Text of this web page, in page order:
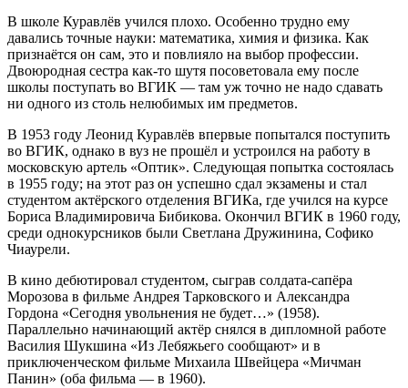
В школе Куравлёв учился плохо. Особенно трудно ему
давались точные науки: математика, химия и физика. Как
признаётся он сам, это и повлияло на выбор профессии.
Двоюродная сестра как-то шутя посоветовала ему после
школы поступать во ВГИК — там уж точно не надо сдавать
ни одного из столь нелюбимых им предметов.
В 1953 году Леонид Куравлёв впервые попытался поступить
во ВГИК, однако в вуз не прошёл и устроился на работу в
московскую артель «Оптик». Следующая попытка состоялась
в 1955 году; на этот раз он успешно сдал экзамены и стал
студентом актёрского отделения ВГИКа, где учился на курсе
Бориса Владимировича Бибикова. Окончил ВГИК в 1960 году,
среди однокурсников были Светлана Дружинина, Софико
Чиаурели.
В кино дебютировал студентом, сыграв солдата-сапёра
Морозова в фильме Андрея Тарковского и Александра
Гордона «Сегодня увольнения не будет…» (1958).
Параллельно начинающий актёр снялся в дипломной работе
Василия Шукшина «Из Лебяжьего сообщают» и в
приключенческом фильме Михаила Швейцера «Мичман
Панин» (оба фильма — в 1960).